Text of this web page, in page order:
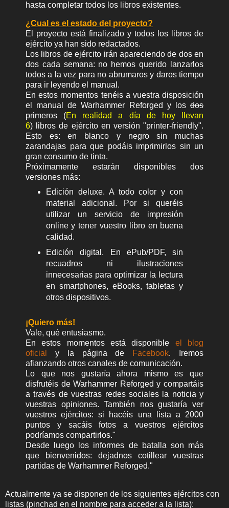
hasta completar todos los libros existentes.
¿Cual es el estado del proyecto?
El proyecto está finalizado y todos los libros de
ejército ya han sido redactados.
Los libros de ejército irán apareciendo de dos en
dos cada semana: no hemos querido lanzarlos
todos a la vez para no abrumaros y daros tiempo
para ir leyendo el manual.
En estos momentos tenéis a vuestra disposición
el manual de Warhammer Reforged y los dos
primeros (En realidad a día de hoy llevan
6) libros de ejército en versión "printer-friendly".
Esto es: en blanco y negro sin muchas
zarandajas para que podáis imprimirlos sin un
gran consumo de tinta.
Próximamente estarán disponibles dos
versiones más:
Edición deluxe. A todo color y con
material adicional. Por si queréis
utilizar un servicio de impresión
online y tener vuestro libro en buena
calidad.
Edición digital. En ePub/PDF, sin
recuadros ni ilustraciones
innecesarias para optimizar la lectura
en smartphones, eBooks, tabletas y
otros dispositivos.
¡Quiero más!
Vale, qué entusiasmo.
En estos momentos está disponible el blog
oficial
y la página de Facebook. Iremos
afianzando otros canales de comunicación.
Lo que nos gustaría ahora mismo es que
disfrutéis de Warhammer Reforged y compartáis
a través de vuestras redes sociales la noticia y
vuestras opiniones. También nos gustaría ver
vuestros ejércitos: si hacéis una lista a 2000
puntos y sacáis fotos a vuestros ejércitos
podríamos compartirlos."
Desde luego los informes de batalla son más
que bienvenidos: dejadnos cotillear vuestras
partidas de Warhammer Reforged."
Actualmente ya se disponen de los siguientes ejércitos con
listas (pinchad en el nombre para acceder a la lista):